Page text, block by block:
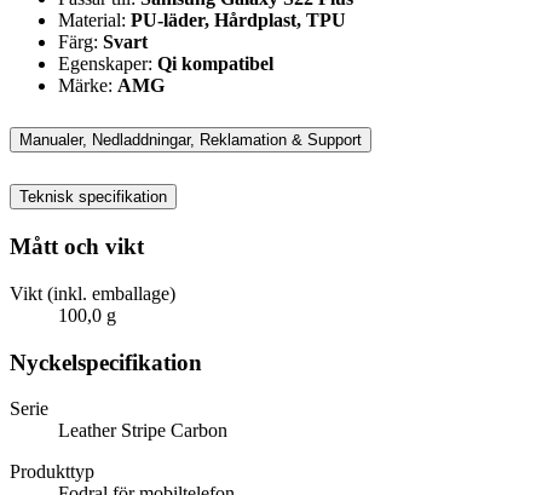
Material: PU-läder, Hårdplast, TPU
Färg: Svart
Egenskaper: Qi kompatibel
Märke: AMG
Manualer, Nedladdningar, Reklamation & Support
Teknisk specifikation
Mått och vikt
Vikt (inkl. emballage)
100,0 g
Nyckelspecifikation
Serie
Leather Stripe Carbon
Produkttyp